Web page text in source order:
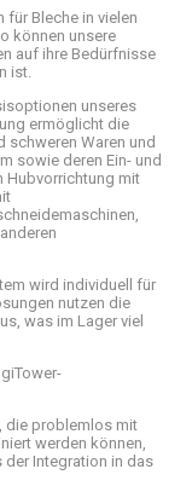
Bleche in vielen
können unsere
auf ihre Bedürfnisse
ist.
unseres
ermöglicht die
schweren Waren und
sowie deren Ein- und
Hubvorrichtung mit
wird individuell für
nutzen die
was im Lager viel
die problemlos mit
werden können,
der Integration in das